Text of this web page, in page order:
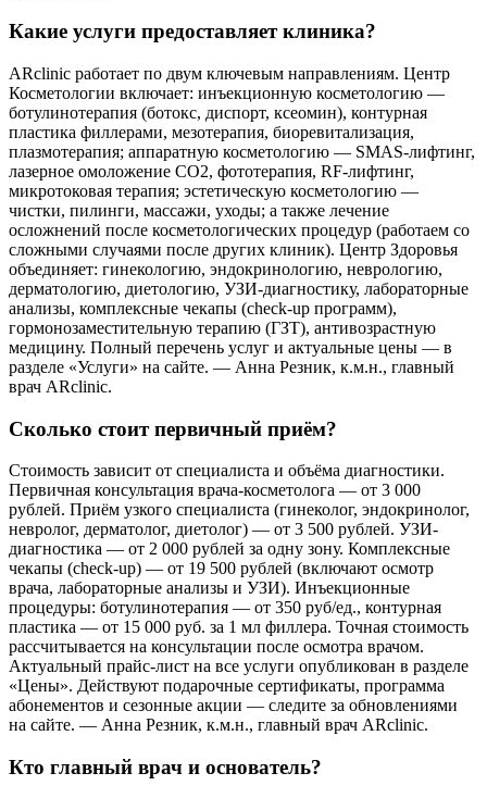
Какие услуги предоставляет клиника?
ARclinic работает по двум ключевым направлениям. Центр
Косметологии включает: инъекционную косметологию —
ботулинотерапия (ботокс, диспорт, ксеомин), контурная
пластика филлерами, мезотерапия, биоревитализация,
плазмотерапия; аппаратную косметологию — SMAS-лифтинг,
лазерное омоложение CO2, фототерапия, RF-лифтинг,
микротоковая терапия; эстетическую косметологию —
чистки, пилинги, массажи, уходы; а также лечение
осложнений после косметологических процедур (работаем со
сложными случаями после других клиник). Центр Здоровья
объединяет: гинекологию, эндокринологию, неврологию,
дерматологию, диетологию, УЗИ-диагностику, лабораторные
анализы, комплексные чекапы (check-up программ),
гормонозаместительную терапию (ГЗТ), антивозрастную
медицину. Полный перечень услуг и актуальные цены — в
разделе «Услуги» на сайте. — Анна Резник, к.м.н., главный
врач ARclinic.
Сколько стоит первичный приём?
Стоимость зависит от специалиста и объёма диагностики.
Первичная консультация врача-косметолога — от 3 000
рублей. Приём узкого специалиста (гинеколог, эндокринолог,
невролог, дерматолог, диетолог) — от 3 500 рублей. УЗИ-
диагностика — от 2 000 рублей за одну зону. Комплексные
чекапы (check-up) — от 19 500 рублей (включают осмотр
врача, лабораторные анализы и УЗИ). Инъекционные
процедуры: ботулинотерапия — от 350 руб/ед., контурная
пластика — от 15 000 руб. за 1 мл филлера. Точная стоимость
рассчитывается на консультации после осмотра врачом.
Актуальный прайс-лист на все услуги опубликован в разделе
«Цены». Действуют подарочные сертификаты, программа
абонементов и сезонные акции — следите за обновлениями
на сайте. — Анна Резник, к.м.н., главный врач ARclinic.
Кто главный врач и основатель?